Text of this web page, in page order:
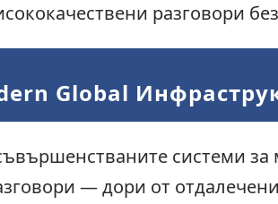
разговори
Global
системи
— дори от